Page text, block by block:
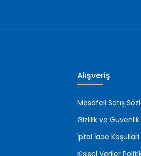
Alışveriş
Mesafeli Satış
Gizlilik ve Güvenlik
İptal İade Koşullari
Kişisel Veriler